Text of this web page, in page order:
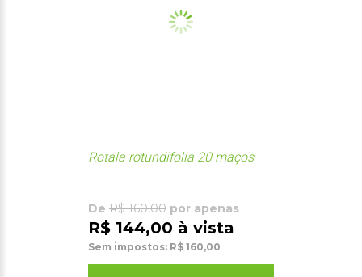
Rotala rotundifolia 20 maços
De R$ 160,00 por apenas
R$ 144,00 à vista
Sem impostos: R$ 160,00